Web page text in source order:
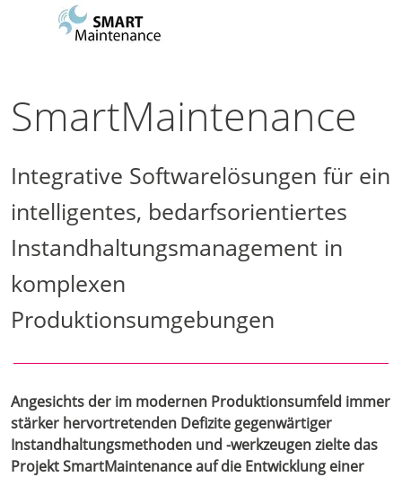
SmartMaintenance
Integrative Softwarelösungen für ein
intelligentes, bedarfsorientiertes
Instandhaltungsmanagement in
komplexen
Produktionsumgebungen
Angesichts der im modernen Produktionsumfeld immer
stärker hervortretenden Defizite gegenwärtiger
Instandhaltungsmethoden und -werkzeugen zielte das
Projekt SmartMaintenance auf die Entwicklung einer